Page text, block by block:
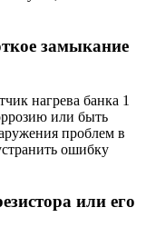
замыкание
нагрева банка 1
или быть
проблем в
ошибку
или его